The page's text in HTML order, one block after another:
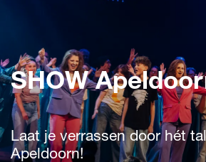
SHOW
Laat je verrassen door hét
Apeldoorn!